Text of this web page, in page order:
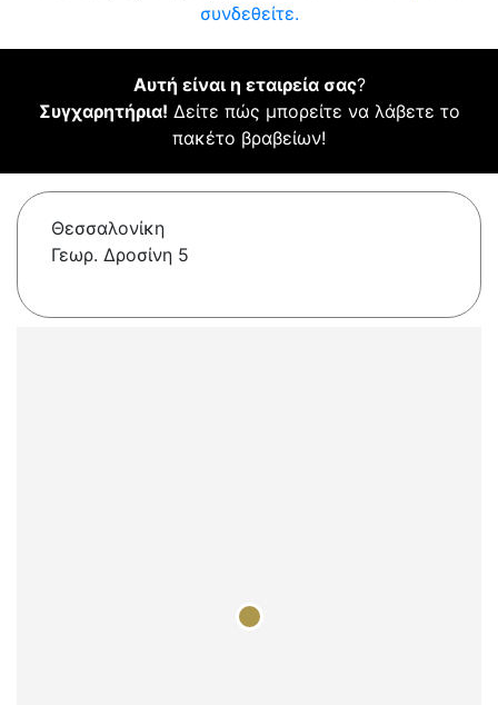
συνδεθείτε.
Αυτή είναι η εταιρεία σας?
Συγχαρητήρια! Δείτε πώς μπορείτε να λάβετε το
πακέτο βραβείων!
Θεσσαλονίκη
Γεωρ. Δροσίνη 5